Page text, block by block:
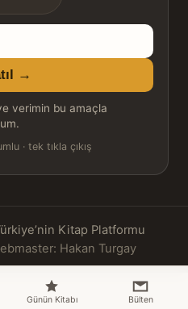
→
verimin bu amaçla
· tek tıkla çıkış
Kitap Platformu
Hakan Turgay
Günün Kitabı Bülten